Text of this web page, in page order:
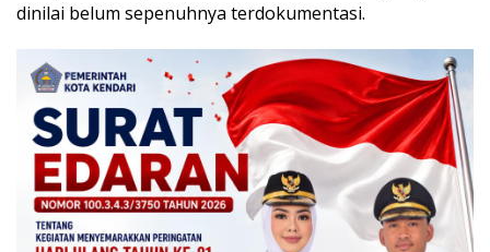
dinilai belum sepenuhnya terdokumentasi.